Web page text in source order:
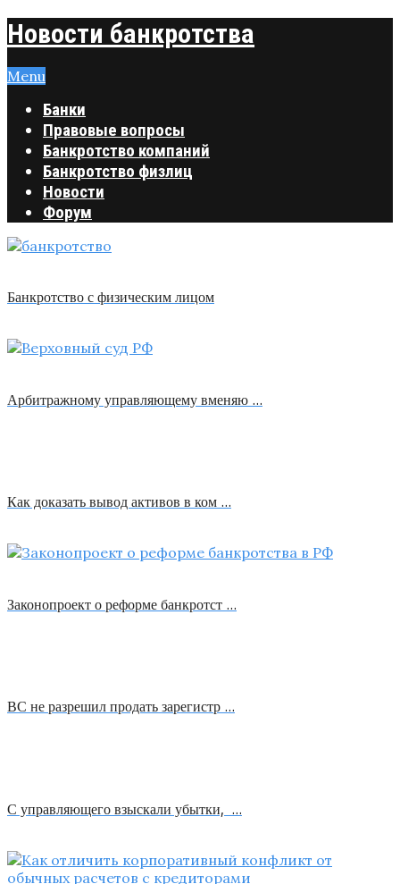
Новости банкротства
Menu
Банки
Правовые вопросы
Банкротство компаний
Банкротство физлиц
Новости
Форум
Банкротство с физическим лицом
Арбитражному управляющему вменяю …
Как доказать вывод активов в ком …
Законопроект о реформе банкротст …
ВС не разрешил продать зарегистр …
С управляющего взыскали убытки, …